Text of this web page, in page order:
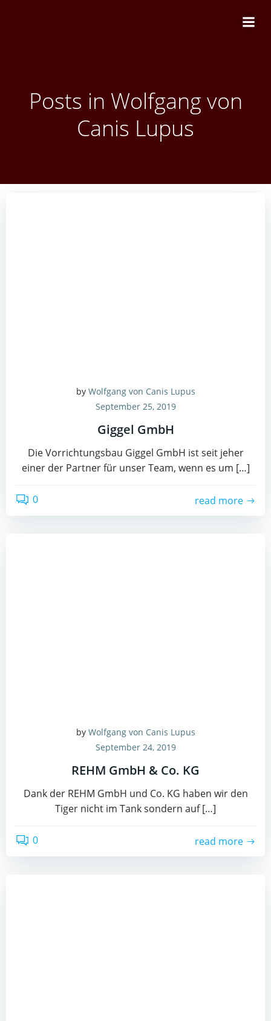
Posts in Wolfgang von
Canis Lupus
by Wolfgang von Canis Lupus
September 25, 2019
Giggel GmbH
Die Vorrichtungsbau Giggel GmbH ist seit jeher
einer der Partner für unser Team, wenn es um […]
0 read more
by Wolfgang von Canis Lupus
September 24, 2019
REHM GmbH & Co. KG
Dank der REHM GmbH und Co. KG haben wir den
Tiger nicht im Tank sondern auf […]
0 read more